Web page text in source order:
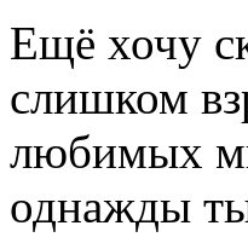
Ещё хочу
слишком
любимых
однажды